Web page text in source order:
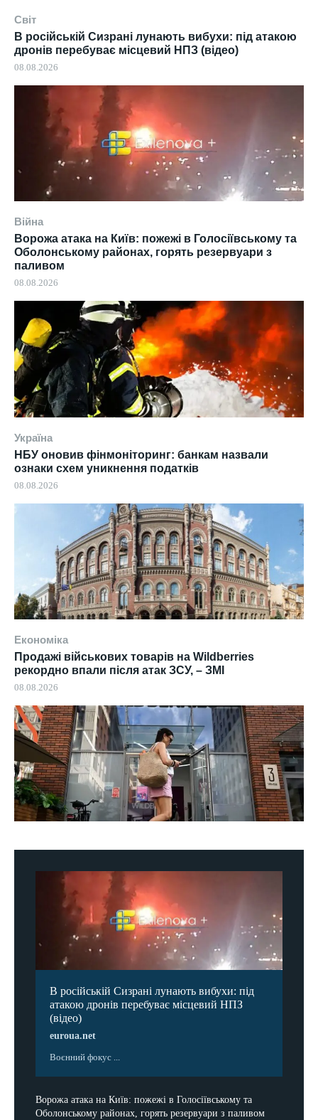
Світ
В російській Сизрані лунають вибухи: під атакою
дронів перебуває місцевий НПЗ (відео)
08.08.2026
Війна
Ворожа атака на Київ: пожежі в Голосіївському та
Оболонському районах, горять резервуари з
паливом
08.08.2026
Україна
НБУ оновив фінмоніторинг: банкам назвали
ознаки схем уникнення податків
08.08.2026
Економіка
Продажі військових товарів на Wildberries
рекордно впали після атак ЗСУ, – ЗМІ
08.08.2026
В російській Сизрані лунають вибухи: під
атакою дронів перебуває місцевий НПЗ
(відео)
euroua.net
Воєнний фокус ...
Ворожа атака на Київ: пожежі в Голосіївському та
Оболонському районах, горять резервуари з паливом